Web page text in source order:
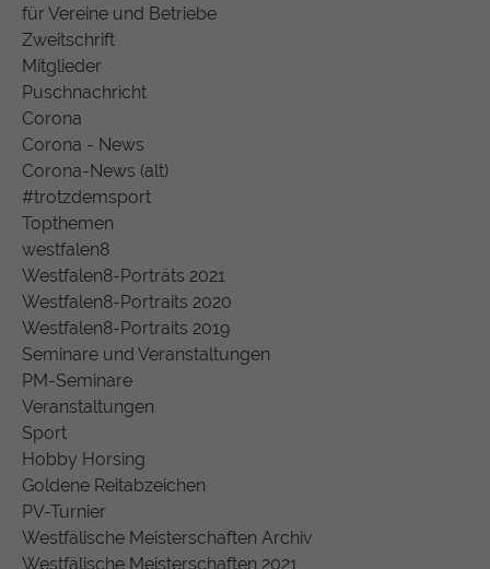
für Vereine und Betriebe
Zweitschrift
Mitglieder
Puschnachricht
Corona
Corona - News
Corona-News (alt)
#trotzdemsport
Topthemen
westfalen8
Westfalen8-Porträts 2021
Westfalen8-Portraits 2020
Westfalen8-Portraits 2019
Seminare und Veranstaltungen
PM-Seminare
Veranstaltungen
Sport
Hobby Horsing
Goldene Reitabzeichen
PV-Turnier
Westfälische Meisterschaften Archiv
Westfälische Meisterschaften 2021